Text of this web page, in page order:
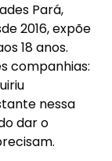
Pará,
2016, expõe
18 anos.
companhias:
nessa
dar o